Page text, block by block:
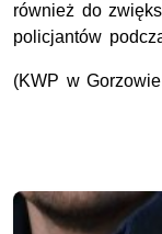
również do
policjantów
(KWP w